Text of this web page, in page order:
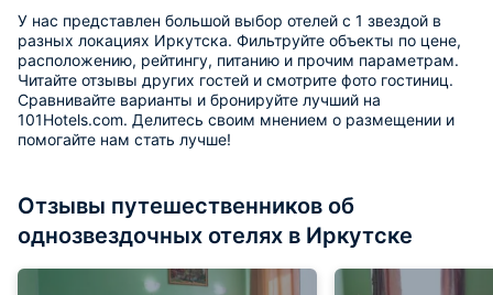
У нас представлен большой выбор отелей с 1 звездой в
разных локациях Иркутска. Фильтруйте объекты по цене,
расположению, рейтингу, питанию и прочим параметрам.
Читайте отзывы других гостей и смотрите фото гостиниц.
Сравнивайте варианты и бронируйте лучший на
101Hotels.com. Делитесь своим мнением о размещении и
помогайте нам стать лучше!
Отзывы путешественников об
однозвездочных отелях в Иркутске